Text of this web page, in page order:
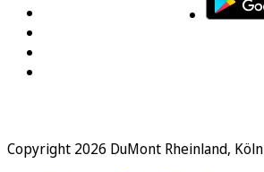
Copyright 2026 DuMont Rheinland, Köln